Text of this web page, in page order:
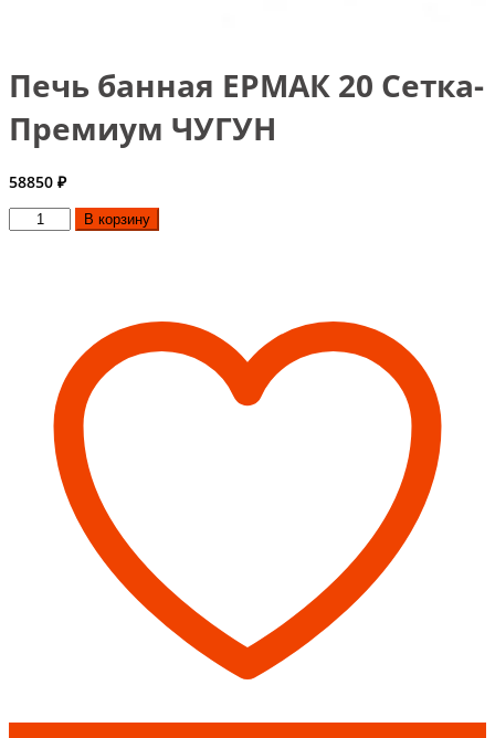
Печь банная ЕРМАК 20 Сетка-
Премиум ЧУГУН
58850 ₽
Количество
товара
Премиум
В корзину